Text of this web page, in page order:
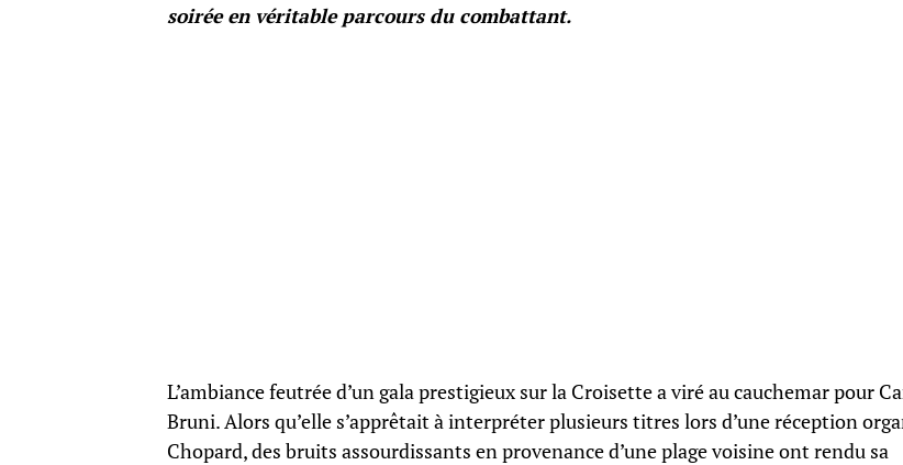
soirée en véritable parcours du combattant.
L’ambiance feutrée d’un gala prestigieux sur la Croisette a viré au cauchemar pour
Bruni. Alors qu’elle s’apprêtait à interpréter plusieurs titres lors d’une réception
Chopard, des bruits assourdissants en provenance d’une plage voisine ont rendu sa